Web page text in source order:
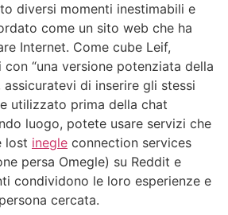
diversi momenti inestimabili e
come un sito web che ha
Internet. Come cube Leif,
“una versione potenziata della
assicuratevi di inserire gli stessi
utilizzato prima della chat
luogo, potete usare servizi che
lost inegle connection services
persa Omegle) su Reddit e
condividono le loro esperienze e
cercata.